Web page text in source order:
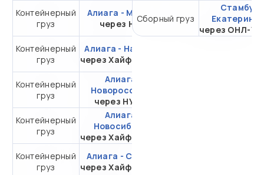
Контейнерный
груз
Алиага - Москва
через НЛЭ
от 304 820,67 ₽ за
20DC
Контейнерный
груз
Алиага - Находка
через Хайфон (Тр.)
Контейнерный
груз
Алиага -
Новороссийск
через НУТЭП
Контейнерный
груз
Алиага -
Новосибирск
через Хайфон (Тр.)
Контейнерный
груз
Алиага - Самара
через Хайфон (Тр.)
Сборный груз
Стамбул
через ОНЛ-